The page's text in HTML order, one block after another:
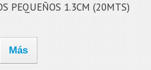
PEQUEÑOS 1.3CM (20MTS)
Más